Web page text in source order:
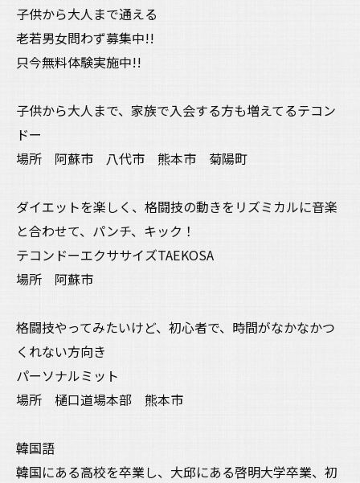
子供から大人まで通える
老若男女問わず募集中!!
只今無料体験実施中!!
子供から大人まで、家族で入会する方も増えてるテコン
ドー
場所 阿蘇市 八代市 熊本市 菊陽町
ダイエットを楽しく、格闘技の動きをリズミカルに音楽
と合わせて、パンチ、キック！
テコンドーエクササイズTAEKOSA
場所 阿蘇市
格闘技やってみたいけど、初心者で、時間がなかなかつ
くれない方向き
パーソナルミット
場所 樋口道場本部 熊本市
韓国語
韓国にある高校を卒業し、大邱にある啓明大学卒業、初